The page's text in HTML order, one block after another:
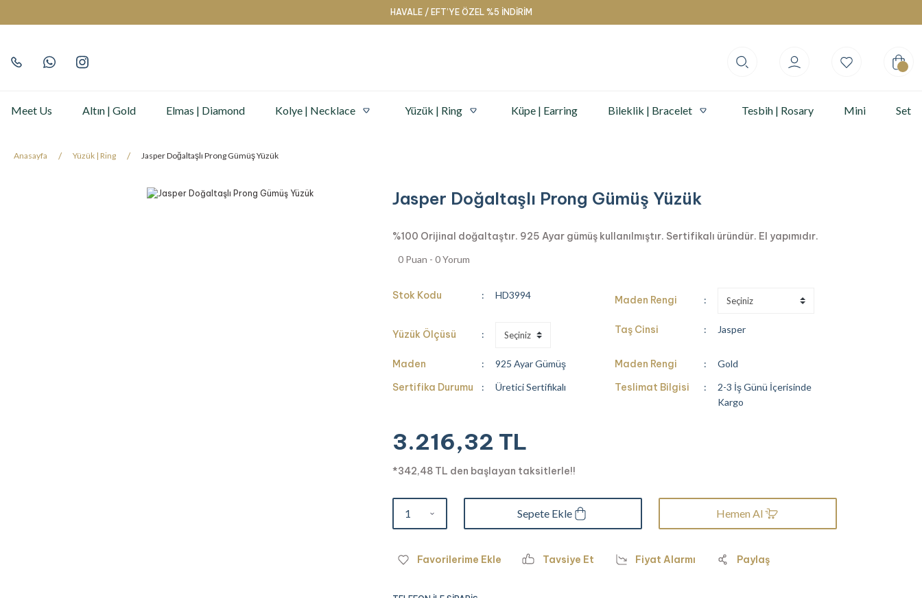
HAVALE / EFT’YE ÖZEL %5 İNDİRİM
Meet Us Altın | Gold Elmas | Diamond Kolye | Necklace Yüzük | Ring Küpe | Earring Bileklik | Bracelet Tesbih | Rosary Mini Set
Anasayfa Yüzük | Ring Jasper Doğaltaşlı Prong Gümüş Yüzük
Jasper Doğaltaşlı Prong Gümüş Yüzük
%100 Orijinal doğaltaştır. 925 Ayar gümüş kullanılmıştır. Sertifikalı üründür. El yapımıdır.
0 Puan - 0 Yorum
Stok Kodu HD3994 Maden Rengi
Yüzük Ölçüsü Taş Cinsi Jasper
Maden 925 Ayar Gümüş Maden Rengi Gold
Sertifika Durumu Üretici Sertifikalı Teslimat Bilgisi
2-3 İş Günü İçerisinde
Kargo
3.216,32 TL
*342,48 TL den başlayan taksitlerle!!
Sepete Ekle Hemen Al
Tavsiye Et Fiyat Alarmı Paylaş